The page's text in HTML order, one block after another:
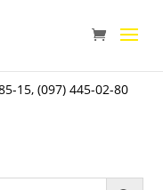
15,(097) 445-02-80